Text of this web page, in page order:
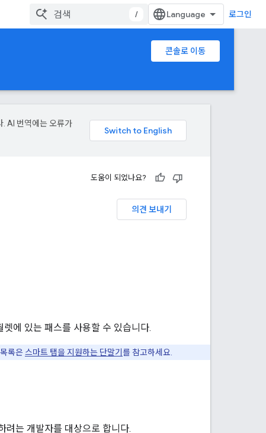
/ 로그인
콘솔로 이동
AI 번역에는 오류가
도움이 되었나요?
의견 보내기
에 있는 패스를 사용할 수 있습니다.
록은스마트 탭을 지원하는 단말기 를 참고하세요.
려는 개발자를 대상으로 합니다.